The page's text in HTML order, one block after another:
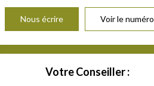
Nous écrire Voir le numéro
Votre Conseiller :